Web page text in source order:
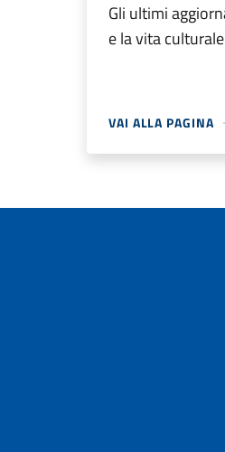
Gli ultimi
e la vita
VAI ALLA PAGINA